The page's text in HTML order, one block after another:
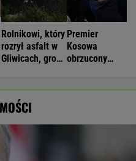
Rolnikowi, który
rozrył asfalt w
Gliwicach, grozi
Premier
Kosowa
obrzucony